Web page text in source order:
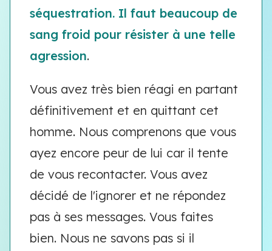
séquestration. Il faut beaucoup de
sang froid pour résister à une telle
agression.
Vous avez très bien réagi en partant
définitivement et en quittant cet
homme. Nous comprenons que vous
ayez encore peur de lui car il tente
de vous recontacter. Vous avez
décidé de l'ignorer et ne répondez
pas à ses messages. Vous faites
bien. Nous ne savons pas si il